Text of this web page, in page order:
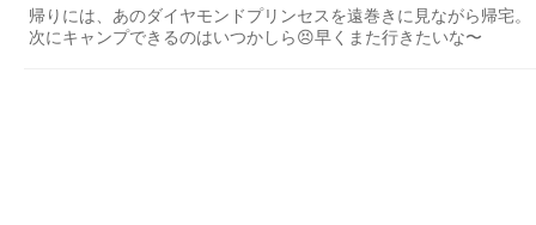
帰りには、あのダイヤモンドプリンセスを遠巻きに見ながら帰宅。
次にキャンプできるのはいつかしら😣早くまた行きたいな〜